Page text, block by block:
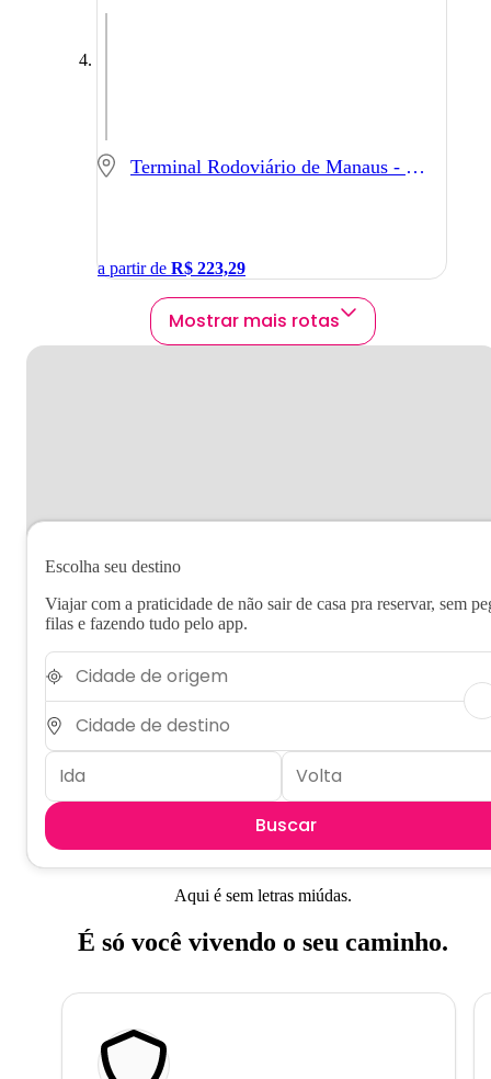
Terminal Rodoviário de Manaus - Manaus - AM
a partir de R$ 223,29
Mostrar mais rotas
Escolha seu destino
Viajar com a praticidade de não sair de casa pra reservar, sem
filas e fazendo tudo pelo app.
Buscar
Aqui é sem letras miúdas.
É só você vivendo o seu caminho.